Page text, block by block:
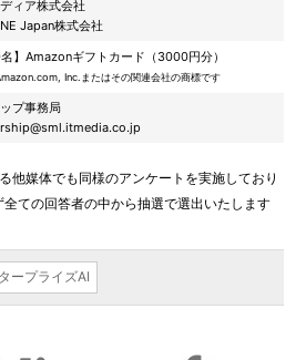
ィア株式会社
Japan株式会社
】Amazonギフトカード（3000円分）
Inc.またはその関連会社の商標です
プ事務局
他媒体でも同様のアンケートを実施しており
ての回答者の中から抽選で選出いたします
ープライズAI